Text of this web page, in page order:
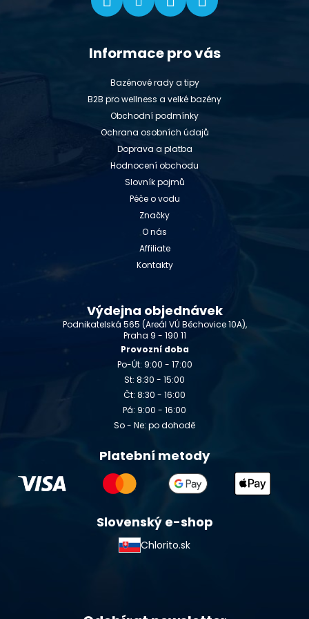
Informace pro vás
Bazénové rady a tipy
B2B pro wellness a velké bazény
Obchodní podmínky
Ochrana osobních údajů
Doprava a platba
Hodnocení obchodu
Slovník pojmů
Péče o vodu
Značky
O nás
Affiliate
Kontakty
Výdejna objednávek
Podnikatelská 565 (Areál VÚ Běchovice 10A),
Praha 9 - 190 11
Provozní doba
Po-Út: 9:00 - 17:00
St: 8:30 - 15:00
Čt: 8:30 - 16:00
Pá: 9:00 - 16:00
So - Ne: po dohodě
Platební metody
Slovenský e-shop
Chlorito.sk